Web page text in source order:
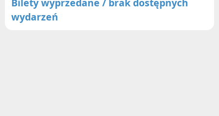
Bilety wyprzedane / brak dostępnych
wydarzeń